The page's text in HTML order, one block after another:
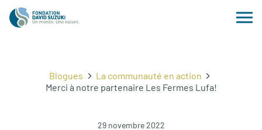
Blogues
La communauté en action
Merci à notre partenaire Les Fermes Lufa!
29 novembre 2022